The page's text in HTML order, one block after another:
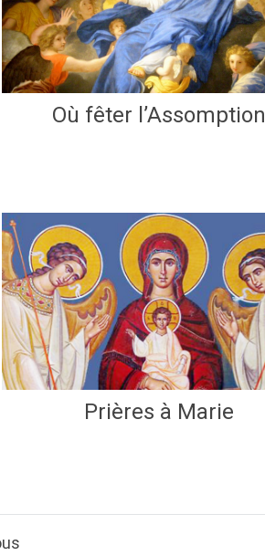
Où fêter l’Assomption
Prières à Marie